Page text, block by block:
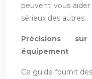
peuvent vous
sérieux des autres.
Précisions
équipement
Ce guide fournit